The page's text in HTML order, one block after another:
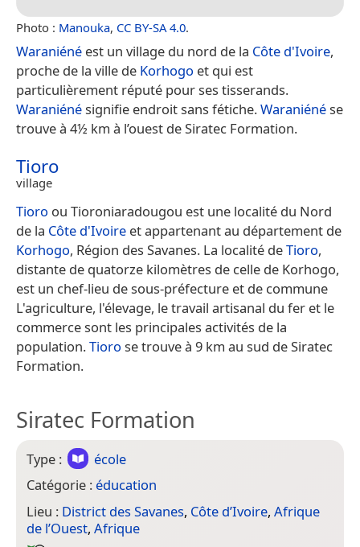
Photo : Manouka, CC BY-SA 4.0.
Waraniéné est un village du nord de la Côte d'Ivoire,
proche de la ville de Korhogo et qui est
particulièrement réputé pour ses tisserands.
Waraniénésignifie endroit sans fétiche.Waraniénése
trouve à 4½ km à l’ouest de Siratec Formation.
Tioro
village
Tioro ou Tioroniaradougou est une localité du Nord
de la Côte d'Ivoire et appartenant au département de
Korhogo, Région des Savanes. La localité deTioro,
distante de quatorze kilomètres de celle de Korhogo,
est un chef-lieu de sous-préfecture et de commune
L'agriculture, l'élevage, le travail artisanal du fer et le
commerce sont les principales activités de la
population.Tioro se trouve à 9 km au sud de Siratec
Formation.
Siratec Formation
Type :
école
Catégorie : éducation
Lieu : District des Savanes, Côte d’Ivoire, Afrique
de l’Ouest, Afrique